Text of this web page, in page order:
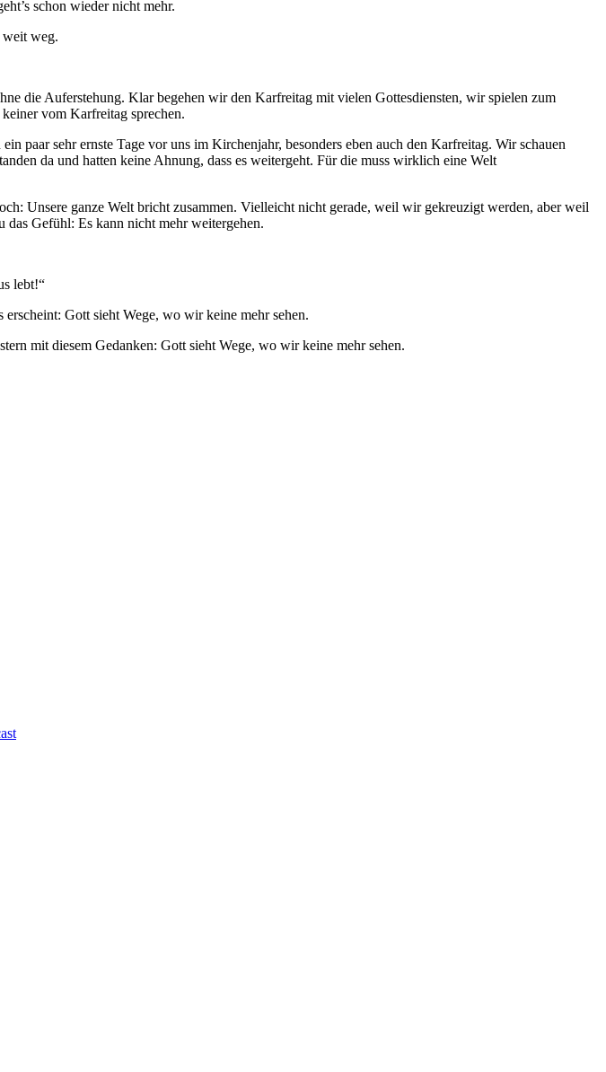
schon wieder nicht mehr.
weit weg.
die Auferstehung. Klar begehen wir den Karfreitag mit vielen Gottesdiensten, wir spielen zum
vom Karfreitag sprechen.
paar sehr ernste Tage vor uns im Kirchenjahr, besonders eben auch den Karfreitag. Wir schauen
da und hatten keine Ahnung, dass es weitergeht. Für die muss wirklich eine Welt
Unsere ganze Welt bricht zusammen. Vielleicht nicht gerade, weil wir gekreuzigt werden, aber weil
Gefühl: Es kann nicht mehr weitergehen.
lebt!“
Gott sieht Wege, wo wir keine mehr sehen.
mit diesem Gedanken: Gott sieht Wege, wo wir keine mehr sehen.